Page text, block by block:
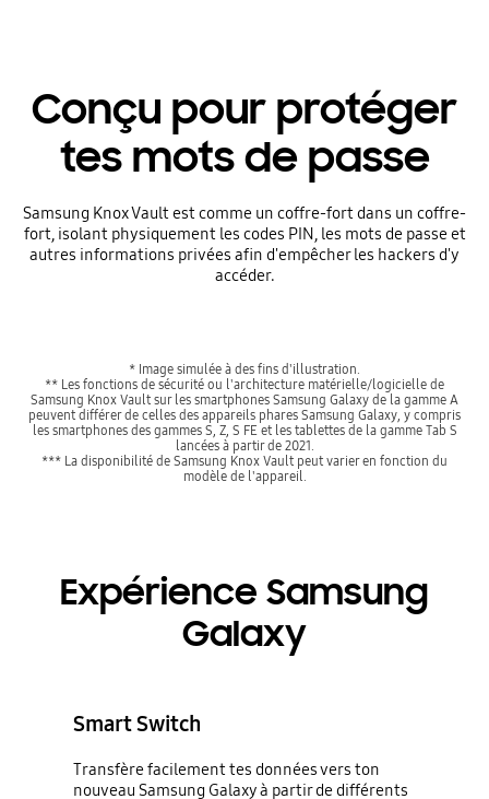
Conçu pour protéger
tes mots de passe
Samsung Knox Vault est comme un coffre-fort dans un coffre-
fort, isolant physiquement les codes PIN, les mots de passe et
autres informations privées afin d'empêcher les hackers d'y
accéder.
* Image simulée à des fins d'illustration.
** Les fonctions de sécurité ou l'architecture matérielle/logicielle de
Samsung Knox Vault sur les smartphones Samsung Galaxy de la gamme A
peuvent différer de celles des appareils phares Samsung Galaxy, y compris
les smartphones des gammes S, Z, S FE et les tablettes de la gamme Tab S
lancées à partir de 2021.
*** La disponibilité de Samsung Knox Vault peut varier en fonction du
modèle de l'appareil.
Expérience Samsung
Galaxy
Smart Switch
Transfère facilement tes données vers ton
nouveau Samsung Galaxy à partir de différents